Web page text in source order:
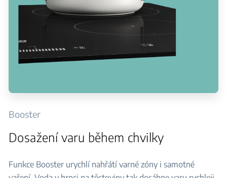
Booster
Dosažení varu během chvilky
Funkce Booster urychlí nahřátí varné zóny i samotné